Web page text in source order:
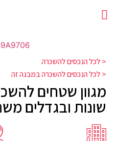
< לכל הנכסים להשכרה
< לכל הנכסים להשכרה במבנה זה
מגוון שטחים
שונות ובגדלים